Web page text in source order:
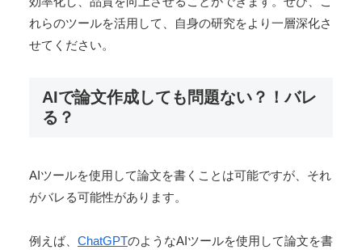
れらのツールを活用して、自身の研究をより一層深化さ
せてください。
AIで論文作成しても問題ない？！バレ
る？
AIツールを使用して論文を書くことは可能ですが、それ
がバレる可能性があります。
例えば、 ChatGPTのようなAIツールを使用して論文を書